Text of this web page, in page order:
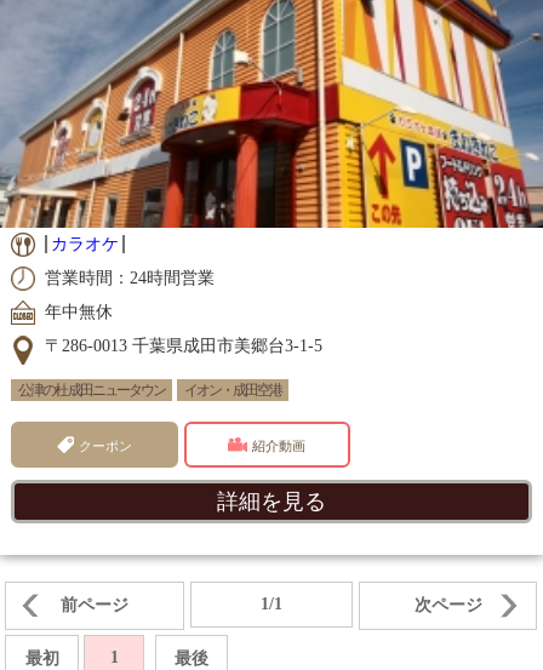
カラオケ
営業時間：24時間営業
年中無休
〒286-0013 千葉県成田市美郷台3-1-5
公津の杜 成田ニュータウン イオン・成田空港
クーポン 紹介動画
詳細を見る
前ページ 1/1 次ページ
最初 1 最後